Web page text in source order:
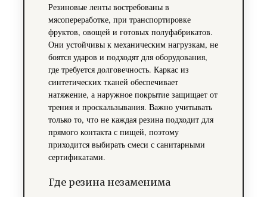
Резиновые ленты востребованы в
мясопереработке, при транспортировке
фруктов, овощей и готовых полуфабрикатов.
Они устойчивы к механическим нагрузкам, не
боятся ударов и подходят для оборудования,
где требуется долговечность. Каркас из
синтетических тканей обеспечивает
натяжение, а наружное покрытие защищает от
трения и проскальзывания. Важно учитывать
только то, что не каждая резина подходит для
прямого контакта с пищей, поэтому
приходится выбирать смеси с санитарными
сертификатами.
Где резина незаменима